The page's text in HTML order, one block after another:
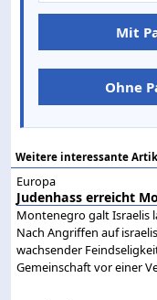
Mit
Ohne
Weitere interessante
Europa
Judenhass erreicht
Montenegro galt Israelis
Nach Angriffen auf
wachsender
Gemeinschaft vor einer